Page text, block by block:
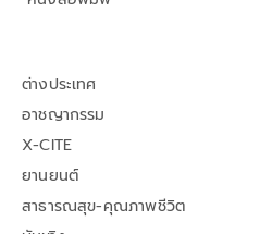
ต่างประเทศ
อาชญากรรม
X-CITE
ยานยนต์
สาธารณสุข-คุณภาพชีวิต